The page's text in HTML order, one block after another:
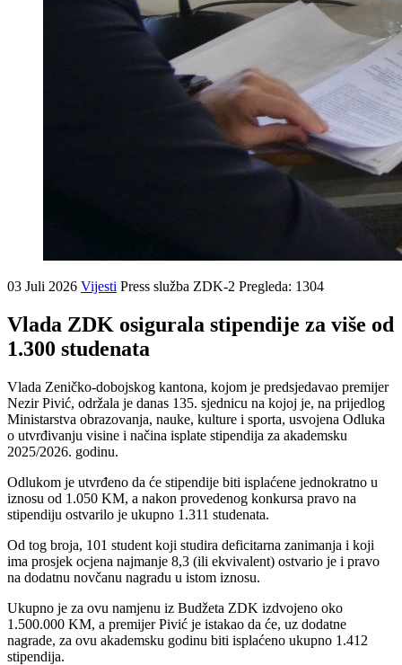
03 Juli 2026 Vijesti Press služba ZDK-2 Pregleda: 1304
Vlada ZDK osigurala stipendije za više od
1.300 studenata
Vlada Zeničko-dobojskog kantona, kojom je predsjedavao premijer
Nezir Pivić, održala je danas 135. sjednicu na kojoj je, na prijedlog
Ministarstva obrazovanja, nauke, kulture i sporta, usvojena Odluka
o utvrđivanju visine i načina isplate stipendija za akademsku
2025/2026. godinu.
Odlukom je utvrđeno da će stipendije biti isplaćene jednokratno u
iznosu od 1.050 KM, a nakon provedenog konkursa pravo na
stipendiju ostvarilo je ukupno 1.311 studenata.
Od tog broja, 101 student koji studira deficitarna zanimanja i koji
ima prosjek ocjena najmanje 8,3 (ili ekvivalent) ostvario je i pravo
na dodatnu novčanu nagradu u istom iznosu.
Ukupno je za ovu namjenu iz Budžeta ZDK izdvojeno oko
1.500.000 KM, a premijer Pivić je istakao da će, uz dodatne
nagrade, za ovu akademsku godinu biti isplaćeno ukupno 1.412
stipendija.